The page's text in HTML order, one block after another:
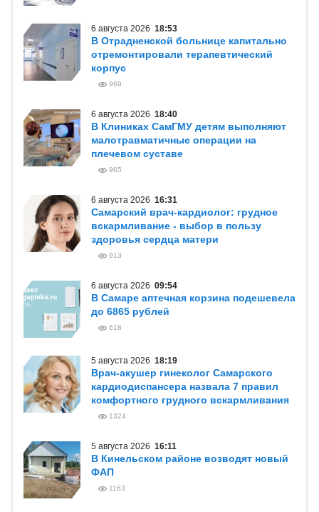
6 августа 2026 18:53
В Отрадненской больнице капитально
отремонтировали терапевтический
корпус
969
6 августа 2026 18:40
В Клиниках СамГМУ детям выполняют
малотравматичные операции на
плечевом суставе
965
6 августа 2026 16:31
Самарский врач-кардиолог: грудное
вскармливание - выбор в пользу
здоровья сердца матери
913
6 августа 2026 09:54
В Самаре аптечная корзина подешевела
до 6865 рублей
618
5 августа 2026 18:19
Врач-акушер гинеколог Самарского
кардиодиспансера назвала 7 правил
комфортного грудного вскармливания
1324
5 августа 2026 16:11
В Кинельском районе возводят новый
ФАП
1163